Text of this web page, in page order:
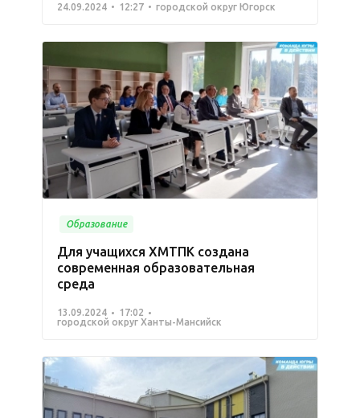
24.09.2024 12:27 городской округ Югорск
Образование
Для учащихся ХМТПК создана
современная образовательная
среда
13.09.2024
17:02
городской округ Ханты-Мансийск